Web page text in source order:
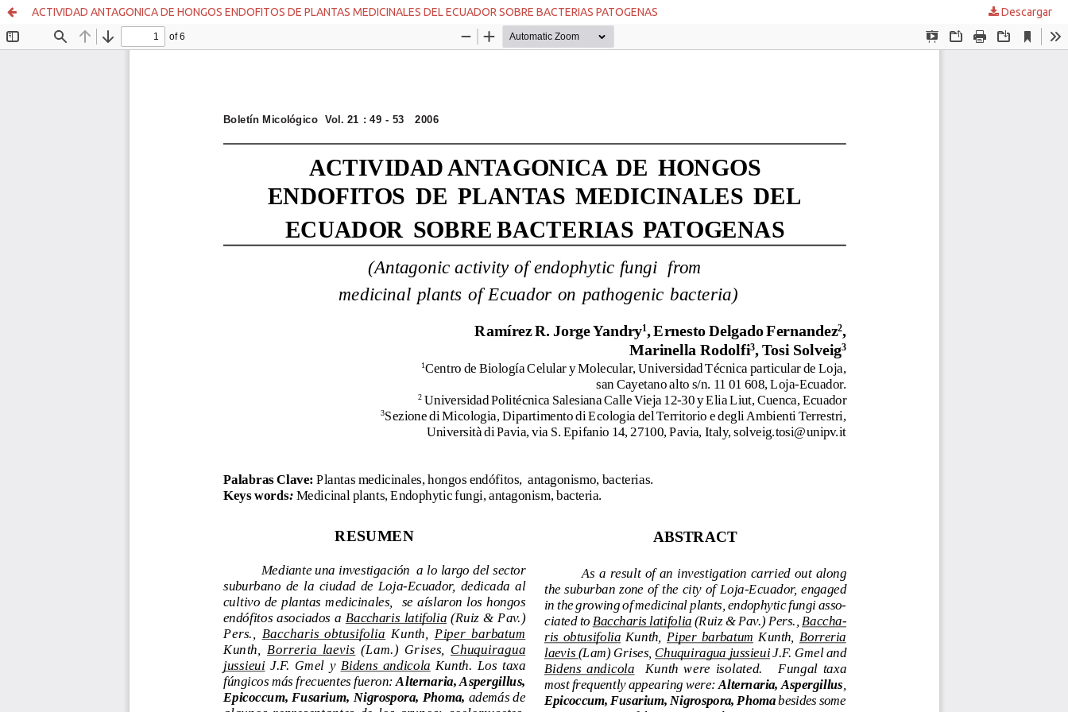
ACTIVIDAD ANTAGONICA DE HONGOS ENDOFITOS DE PLANTAS MEDICINALES DEL ECUADOR SOBRE BACTERIAS PATOGENAS Descargar